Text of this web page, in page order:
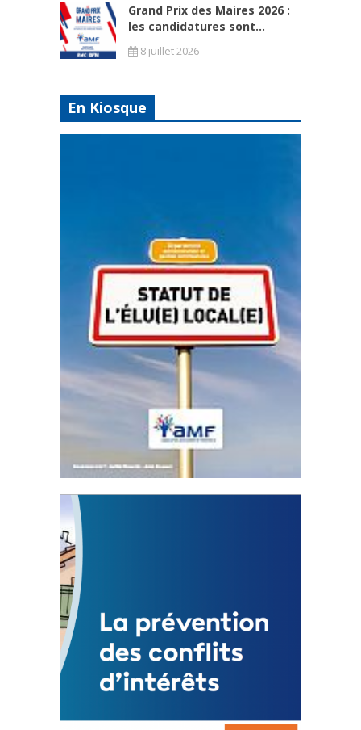
Grand Prix des Maires 2026 :
les candidatures sont...
8 juillet 2026
En Kiosque
Statut de l’élu local
3 avril 2024
Mise à jour avril 2024
FEUILLETER